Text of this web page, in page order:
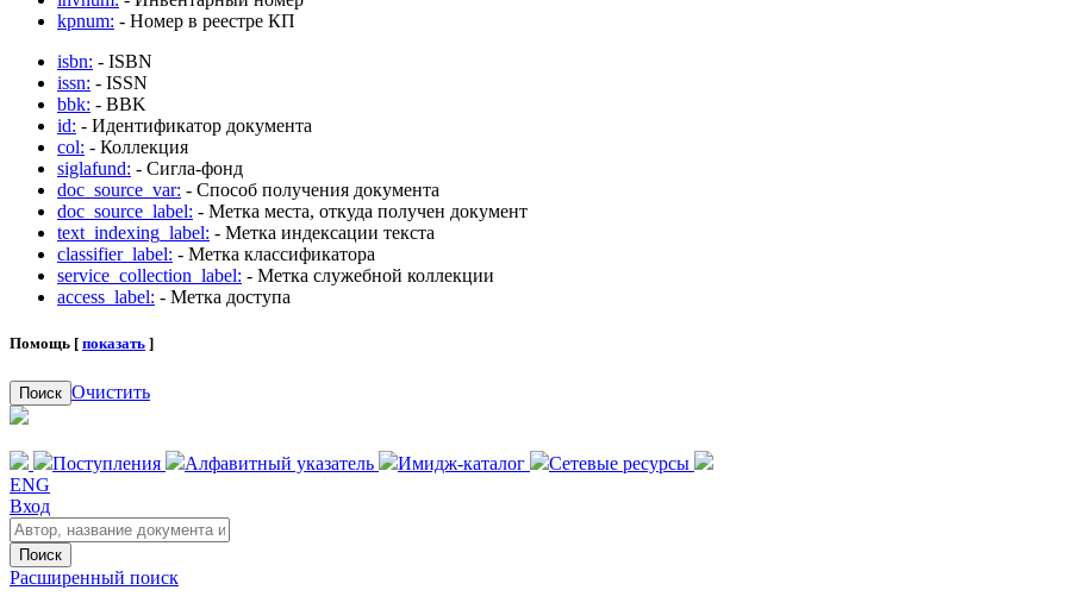
kpnum: - Номер в реестре КП
isbn: - ISBN
issn: - ISSN
bbk: - BBK
id: - Идентификатор документа
col: - Коллекция
siglafund: - Сигла-фонд
doc_source_var: - Способ получения документа
doc_source_label: - Метка места, откуда получен документ
text_indexing_label: - Метка индексации текста
classifier_label: - Метка классификатора
service_collection_label: - Метка служебной коллекции
access_label: - Метка доступа
Помощь [ показать ]
Поиск Очистить
Поступления Алфавитный указатель Имидж-каталог
Сетевые ресурсы
ENG
Вход
Поиск
Расширенный поиск